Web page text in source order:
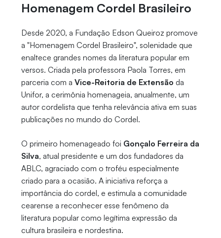
Homenagem Cordel Brasileiro
Desde 2020, a Fundação Edson Queiroz promove
a "Homenagem Cordel Brasileiro", solenidade que
enaltece grandes nomes da literatura popular em
versos. Criada pela professora Paola Torres, em
parceria com a Vice-Reitoria de Extensão da
Unifor, a cerimônia homenageia, anualmente, um
autor cordelista que tenha relevância ativa em suas
publicações no mundo do Cordel.
O primeiro homenageado foi Gonçalo Ferreira da
Silva, atual presidente e um dos fundadores da
ABLC, agraciado com o troféu especialmente
criado para a ocasião. A iniciativa reforça a
importância do cordel, e estimula a comunidade
cearense a reconhecer esse fenômeno da
literatura popular como legítima expressão da
cultura brasileira e nordestina.